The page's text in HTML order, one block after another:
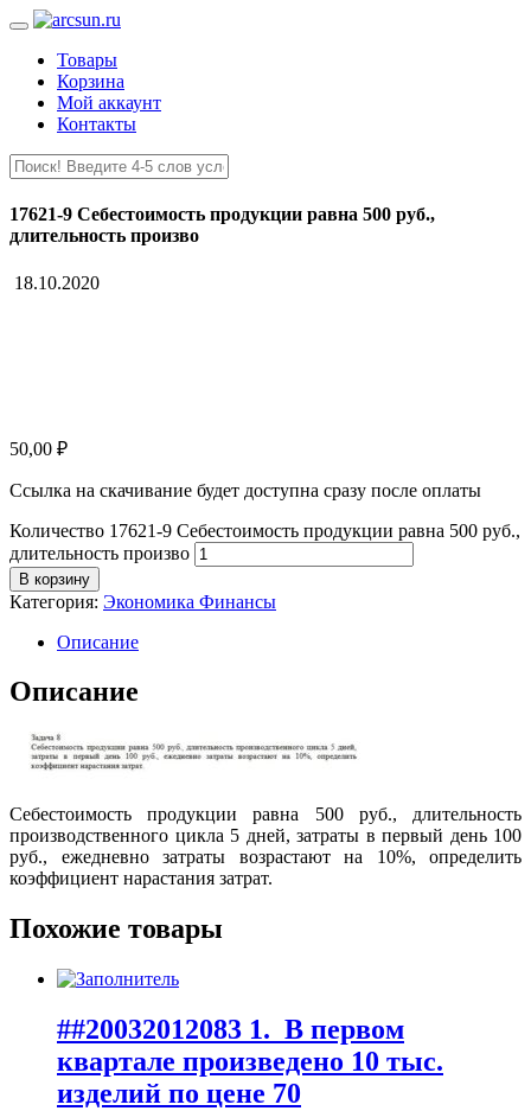
Товары
Корзина
Мой аккаунт
Контакты
17621-9 Себестоимость продукции равна 500 руб.,
длительность произво
18.10.2020
50,00 ₽
Ссылка на скачивание будет доступна сразу после оплаты
Количество 17621-9 Себестоимость продукции равна 500 руб.,
длительность произво
В корзину
Категория: Экономика Финансы
Описание
Описание
Себестоимость продукции равна 500 руб., длительность
производственного цикла 5 дней, затраты в первый день 100
руб., ежедневно затраты возрастают на 10%, определить
коэффициент нарастания затрат.
Похожие товары
##20032012083 1. В первом
квартале произведено 10 тыс.
изделий по цене 70